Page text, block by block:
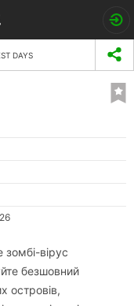
DAYS
зомбі-вірус
безшовний
островів,